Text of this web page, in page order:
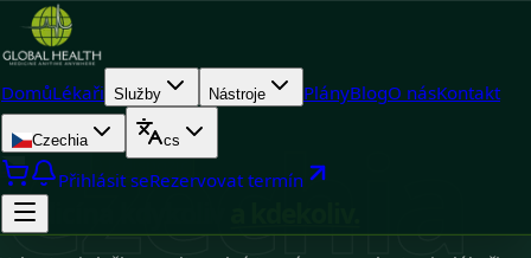
DomůLékaři Služby Nástroje PlányBlogO násKontakt
Czechia cs
Přihlásit seRezervovat termín
Czechia
Czechia k dispozici
Medicína kdykoliv